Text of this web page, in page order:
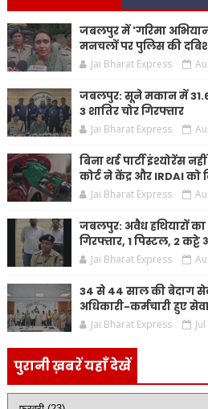
जबलपुर में 'गरिमा
मनचलों पर पुलिस की
Jai Bharat Express
जबलपुर: सूने मकान में
3 शातिर चोर गिरफ्तार
Jai Bharat Express
बिना थर्ड पार्टी इंश्योरेंस
कोर्ट ने केंद्र और IRDAI को
Jai Bharat Express
जबलपुर: अवैध हथियारों का
गिरफ्तार, 1 पिस्टल, 2
Jai Bharat Express
34 से 44 साल की बेदाग
अधिकारी-कर्मचारी हुए
Jai Bharat Express
पुरानी ख़बरें यहाँ देखें